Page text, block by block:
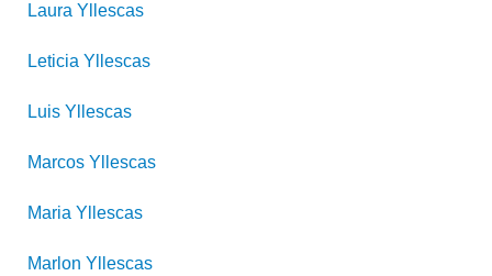
Laura Yllescas
Leticia Yllescas
Luis Yllescas
Marcos Yllescas
Maria Yllescas
Marlon Yllescas